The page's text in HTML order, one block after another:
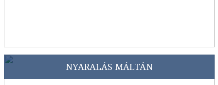
NYARALÁS MÁLTÁN